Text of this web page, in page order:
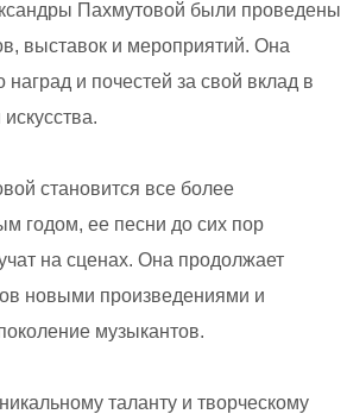
Пахмутовой были проведены
выставок и мероприятий. Она
и почестей за свой вклад в
искусства.
становится все более
годом, ее песни до сих пор
на сценах. Она продолжает
новыми произведениями и
музыкантов.
таланту и творческому